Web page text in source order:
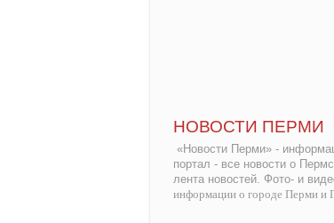
НОВОСТИ ПЕРМИ
«Новости Перми» -
портал - все новости о
лента новостей. Фото- и
информации о городе Перми и